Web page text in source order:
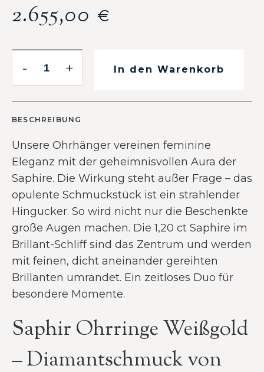
2.655,00 €
- + In den Warenkorb
BESCHREIBUNG
Unsere Ohrhänger vereinen feminine
Eleganz mit der geheimnisvollen Aura der
Saphire. Die Wirkung steht außer Frage – das
opulente Schmuckstück ist ein strahlender
Hingucker. So wird nicht nur die Beschenkte
große Augen machen. Die 1,20 ct Saphire im
Brillant-Schliff sind das Zentrum und werden
mit feinen, dicht aneinander gereihten
Brillanten umrandet. Ein zeitloses Duo für
besondere Momente.
Saphir Ohrringe Weißgold
– Diamantschmuck von